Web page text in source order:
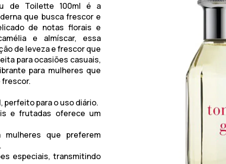
de Toilette 100ml é a
que busca frescor e
de notas florais e
e almíscar, essa
de leveza e frescor que
para ocasiões casuais,
para mulheres que
frescor.
para o uso diário.
e frutadas oferece um
que preferem
especiais, transmitindo